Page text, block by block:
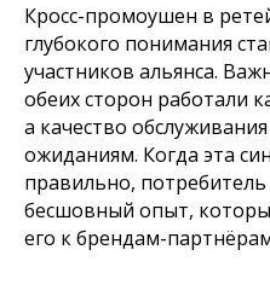
Кросс-промоушен в
глубокого понимания
участников альянса.
обеих сторон работали
а качество
ожиданиям. Когда эта
правильно,
бесшовный опыт,
его к брендам-